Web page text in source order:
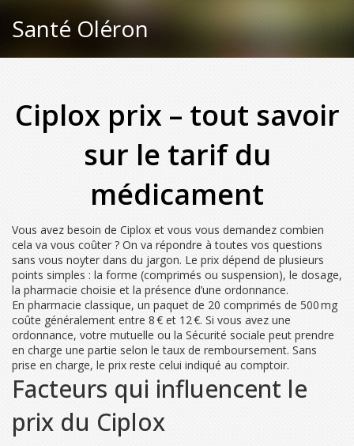
Santé Oléron
Ciplox prix – tout savoir
sur le tarif du
médicament
Vous avez besoin de Ciplox et vous vous demandez combien
cela va vous coûter ? On va répondre à toutes vos questions
sans vous noyter dans du jargon. Le prix dépend de plusieurs
points simples : la forme (comprimés ou suspension), le dosage,
la pharmacie choisie et la présence d’une ordonnance.
En pharmacie classique, un paquet de 20 comprimés de 500 mg
coûte généralement entre 8 € et 12 €. Si vous avez une
ordonnance, votre mutuelle ou la Sécurité sociale peut prendre
en charge une partie selon le taux de remboursement. Sans
prise en charge, le prix reste celui indiqué au comptoir.
Facteurs qui influencent le
prix du Ciplox